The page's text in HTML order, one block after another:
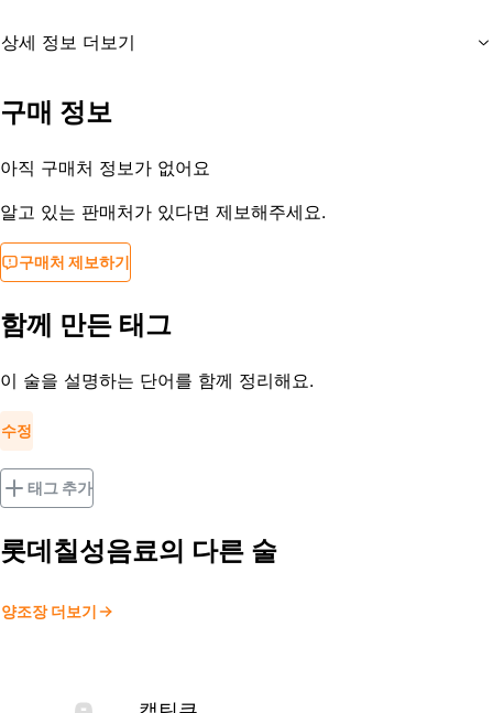
상세 정보 더보기
등록일
구매 정보
아직 구매처 정보가 없어요
알고 있는 판매처가 있다면 제보해주세요.
구매처 제보하기
함께 만든 태그
이 술을 설명하는 단어를 함께 정리해요.
수정
태그 추가
롯데칠성음료의 다른 술
양조장 더보기